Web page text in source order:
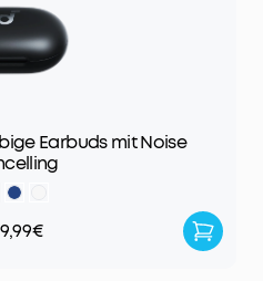
Earbuds mit Noise